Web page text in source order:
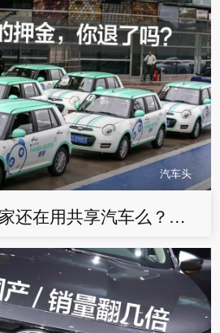
汽车头
豆车一分钟：大家还在用共享汽车么？好像遇到了些问题